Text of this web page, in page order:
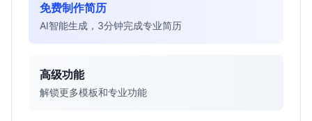
免费制作简历
AI智能生成，3分钟完成专业简历
高级功能
解锁更多模板和专业功能